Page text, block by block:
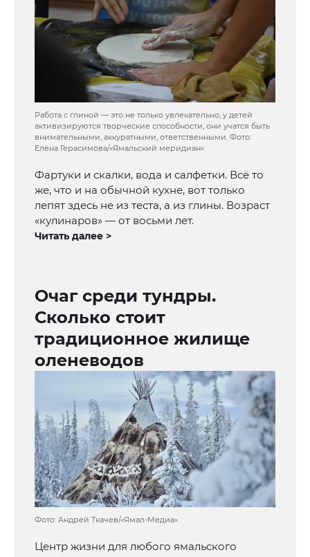
Работа с глиной — это не только увлекательно, у детей
активизируются творческие способности, они учатся быть
внимательными, аккуратными, ответственными. Фото:
Елена Герасимова/«Ямальский меридиан»
Фартуки и скалки, вода и салфетки. Всё то
же, что и на обычной кухне, вот только
лепят здесь не из теста, а из глины. Возраст
«кулинаров» — от восьми лет.
Читать далее >
Очаг среди тундры.
Сколько стоит
традиционное жилище
оленеводов
Фото: Андрей Ткачев/«Ямал-Медиа»
Центр жизни для любого ямальского